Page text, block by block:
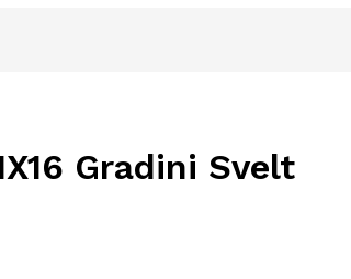
Gradini Svelt